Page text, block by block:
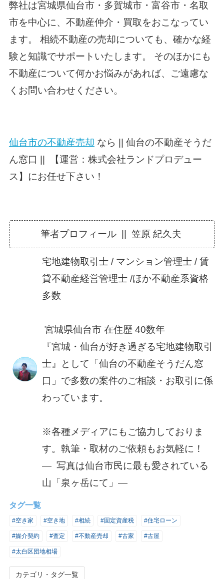
弊社は宮城県仙台市・多賀城市・富谷市・名取
市を中心に、不動産仲介・買取をおこなってい
ます。 相続不動産の売却についても、確かな経
験と知識でサポートいたします。 そのほかにも
不動産について何かお悩みがあれば、ご遠慮な
くお問い合わせください。
仙台市の不動産売却 なら || 仙台の不動産そうだ
ん窓口 || 【運営：株式会社ランドプロデュー
ス】にお任せ下さい！
筆者プロフィール || 笠原 紀久夫
宅地建物取引士 / マンション管理士 / 賃
貸不動産経営管理士 /ほか不動産系資格
多数
宮城県仙台市 在住歴 40数年
『宮城・仙台が好き過ぎる宅地建物取引
士』として「仙台の不動産そうだん窓
口」で多数の案件のご相談・お取引に係
わっています。
※各種メディアにもご協力しておりま
す。執筆・取材のご依頼もお気軽に！
― 写真は仙台市民に最も愛されている
山「泉ヶ岳にて」―
タグ一覧
#空き家 #空き地 #相続 #固定資産税 #住宅ローン
#媒介契約 #査定 #不動産売却 #古家 #古屋
#太白区団地相場
カテゴリ・タグ一覧